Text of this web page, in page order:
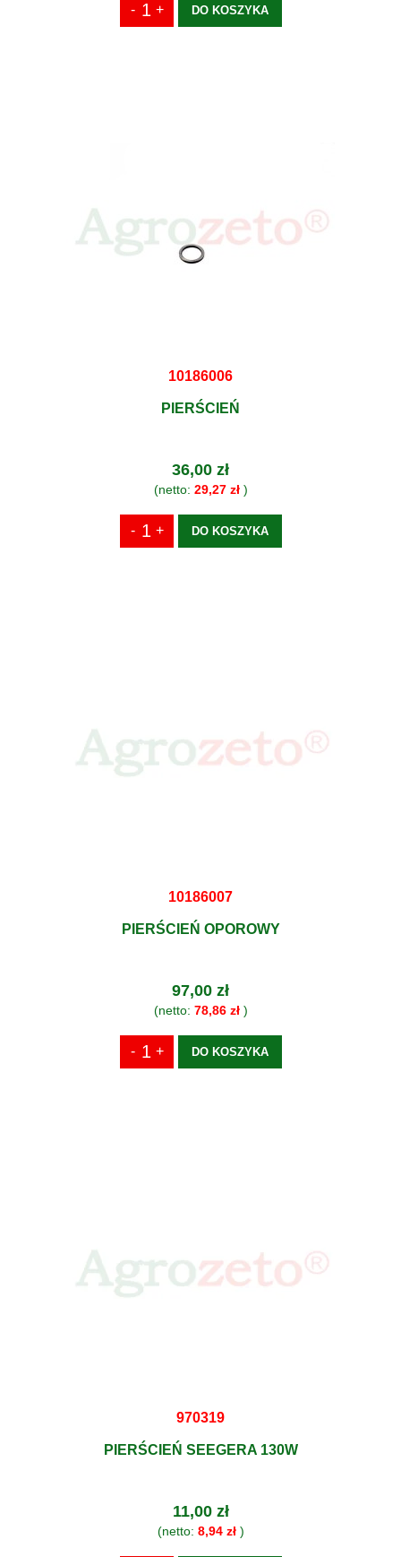
DO KOSZYKA
10186006
PIERŚCIEŃ
36,00 zł
(netto: 29,27 zł)
DO KOSZYKA
10186007
PIERŚCIEŃ OPOROWY
97,00 zł
(netto: 78,86 zł)
DO KOSZYKA
970319
PIERŚCIEŃ SEEGERA 130W
11,00 zł
(netto: 8,94 zł)